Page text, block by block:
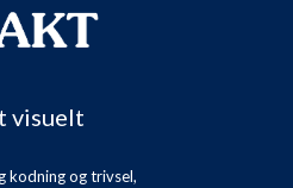
visuelt
kodning og trivsel,